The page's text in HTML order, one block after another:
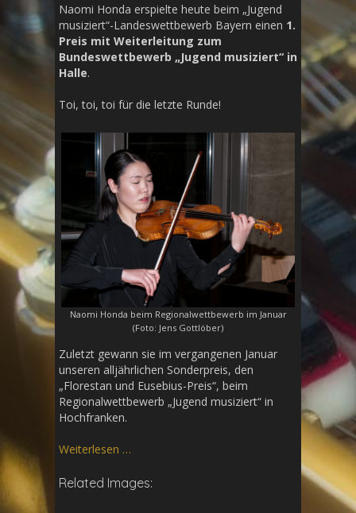
Naomi Honda erspielte heute beim „Jugend
musiziert“-Landeswettbewerb Bayern einen 1.
Preis mit Weiterleitung zum
Bundeswettbewerb „Jugend musiziert“ in
Halle.
Toi, toi, toi für die letzte Runde!
Naomi Honda beim Regionalwettbewerb im Januar
(Foto: Jens Gottlöber)
Zuletzt gewann sie im vergangenen Januar
unseren alljährlichen Sonderpreis, den
„Florestan und Eusebius-Preis“, beim
Regionalwettbewerb „Jugend musiziert“ in
Hochfranken.
Weiterlesen …
Related Images: